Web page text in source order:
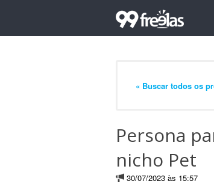
« Buscar todos os
Persona
nicho Pet
30/07/2023 às 15:57